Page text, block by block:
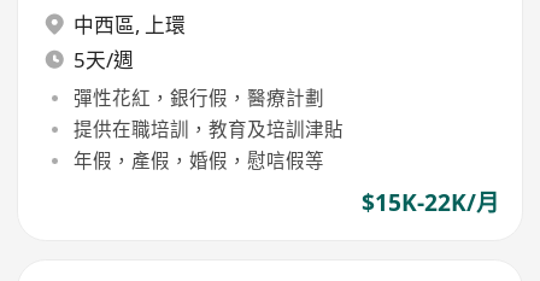
中西區, 上環
5天/週
彈性花紅，銀行假，醫療計劃
提供在職培訓，教育及培訓津貼
年假，產假，婚假，慰唁假等
$15K-22K/月